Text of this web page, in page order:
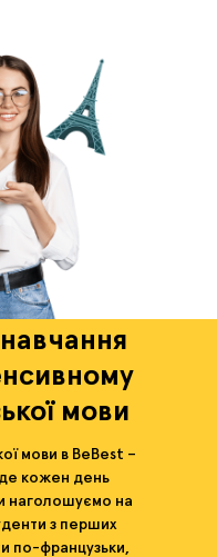
мови
мови в BeBest –
кожен день
наголошуємо на
з перших
по-французьки,